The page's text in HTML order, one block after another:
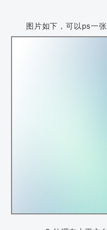
图片如下，可以ps一